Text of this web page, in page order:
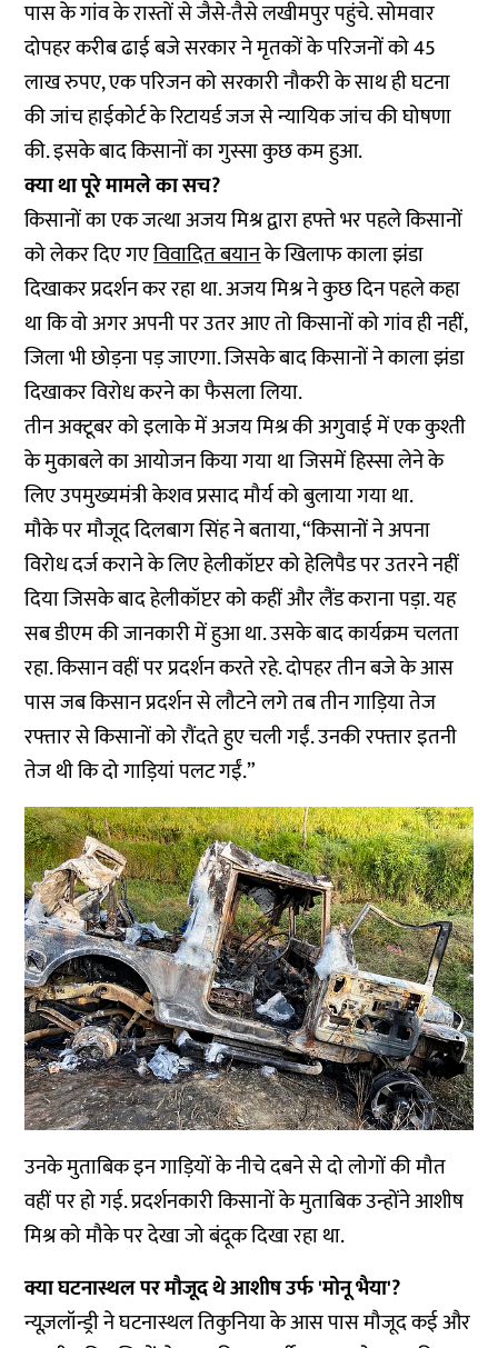
पास के गांव के रास्तों से जैसे-तैसे लखीमपुर पहुंचे. सोमवार
दोपहर करीब ढाई बजे सरकार ने मृतकों के परिजनों को 45
लाख रुपए, एक परिजन को सरकारी नौकरी के साथ ही घटना
की जांच हाईकोर्ट के रिटायर्ड जज से न्यायिक जांच की घोषणा
की. इसके बाद किसानों का गुस्सा कुछ कम हुआ.
क्या था पूरे मामले का सच?
किसानों का एक जत्था अजय मिश्र द्वारा हफ्ते भर पहले किसानों
को लेकर दिए गएविवादित बयानके खिलाफ काला झंडा
दिखाकर प्रदर्शन कर रहा था. अजय मिश्र ने कुछ दिन पहले कहा
था कि वो अगर अपनी पर उतर आए तो किसानों को गांव ही नहीं,
जिला भी छोड़ना पड़ जाएगा. जिसके बाद किसानों ने काला झंडा
दिखाकर विरोध करने का फैसला लिया.
तीन अक्टूबर को इलाके में अजय मिश्र की अगुवाई में एक कुश्ती
के मुकाबले का आयोजन किया गया था जिसमें हिस्सा लेने के
लिए उपमुख्यमंत्री केशव प्रसाद मौर्य को बुलाया गया था.
मौके पर मौजूद दिलबाग सिंह ने बताया, “किसानों ने अपना
विरोध दर्ज कराने के लिए हेलीकॉप्टर को हेलिपैड पर उतरने नहीं
दिया जिसके बाद हेलीकॉप्टर को कहीं और लैंड कराना पड़ा. यह
सब डीएम की जानकारी में हुआ था. उसके बाद कार्यक्रम चलता
रहा. किसान वहीं पर प्रदर्शन करते रहे. दोपहर तीन बजे के आस
पास जब किसान प्रदर्शन से लौटने लगे तब तीन गाड़िया तेज
रफ्तार से किसानों को रौंदते हुए चली गईं. उनकी रफ्तार इतनी
तेज थी कि दो गाड़ियां पलट गईं.”
उनके मुताबिक इन गाड़ियों के नीचे दबने से दो लोगों की मौत
वहीं पर हो गई. प्रदर्शनकारी किसानों के मुताबिक उन्होंने आशीष
मिश्र को मौके पर देखा जो बंदूक दिखा रहा था.
क्या घटनास्थल पर मौजूद थे आशीष उर्फ 'मोनू भैया'?
न्यूज़लॉन्ड्री ने घटनास्थल तिकुनिया के आस पास मौजूद कई और